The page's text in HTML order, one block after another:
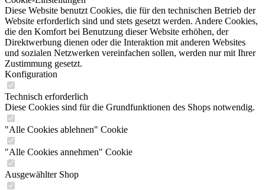
Diese Website benutzt Cookies, die für den technischen Betrieb der
Website erforderlich sind und stets gesetzt werden. Andere Cookies,
die den Komfort bei Benutzung dieser Website erhöhen, der
Direktwerbung dienen oder die Interaktion mit anderen Websites
und sozialen Netzwerken vereinfachen sollen, werden nur mit Ihrer
Zustimmung gesetzt.
Konfiguration
Technisch erforderlich
Diese Cookies sind für die Grundfunktionen des Shops notwendig.
"Alle Cookies ablehnen" Cookie
"Alle Cookies annehmen" Cookie
Ausgewählter Shop